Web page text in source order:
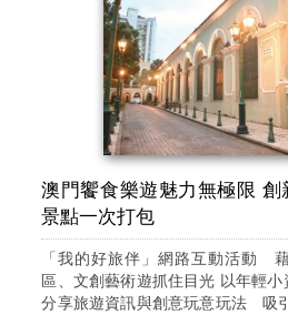
澳門饗食樂遊魅力無極限
景點一次打包
「我的好旅伴」網路互動活動
區、文創藝術遊抓住目光 以年輕
分享旅遊資訊與創意玩意玩法 吸